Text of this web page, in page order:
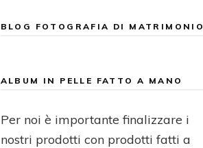
BLOG FOTOGRAFIA DI MATRIMONIO
ALBUM IN PELLE FATTO A MANO
Per noi è importante finalizzare i
nostri prodotti con prodotti fatti a